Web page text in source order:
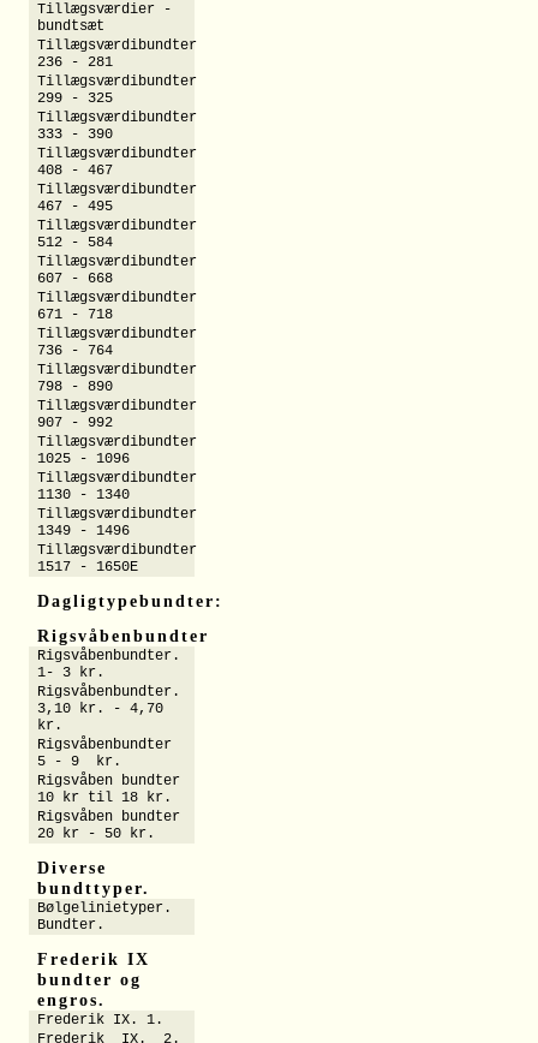
Tillægsværdier -
bundtsæt
Tillægsværdibundter
236 - 281
Tillægsværdibundter
299 - 325
Tillægsværdibundter
333 - 390
Tillægsværdibundter
408 - 467
Tillægsværdibundter
467 - 495
Tillægsværdibundter
512 - 584
Tillægsværdibundter
607 - 668
Tillægsværdibundter
671 - 718
Tillægsværdibundter
736 - 764
Tillægsværdibundter
798 - 890
Tillægsværdibundter
907 - 992
Tillægsværdibundter
1025 - 1096
Tillægsværdibundter
1130 - 1340
Tillægsværdibundter
1349 - 1496
Tillægsværdibundter
1517 - 1650E
Dagligtypebundter:
Rigsvåbenbundter
Rigsvåbenbundter.
1- 3 kr.
Rigsvåbenbundter.
3,10 kr. - 4,70
kr.
Rigsvåbenbundter
5 - 9 kr.
Rigsvåben bundter
10 kr til 18 kr.
Rigsvåben bundter
20 kr - 50 kr.
Diverse
bundttyper.
Bølgelinietyper.
Bundter.
Frederik IX
bundter og
engros.
Frederik IX. 1.
Frederik IX. 2.